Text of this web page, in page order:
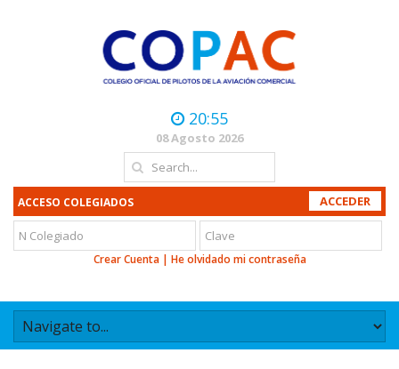
20:55
08 Agosto 2026
ACCESO COLEGIADOS
Crear Cuenta| He olvidado mi contraseña